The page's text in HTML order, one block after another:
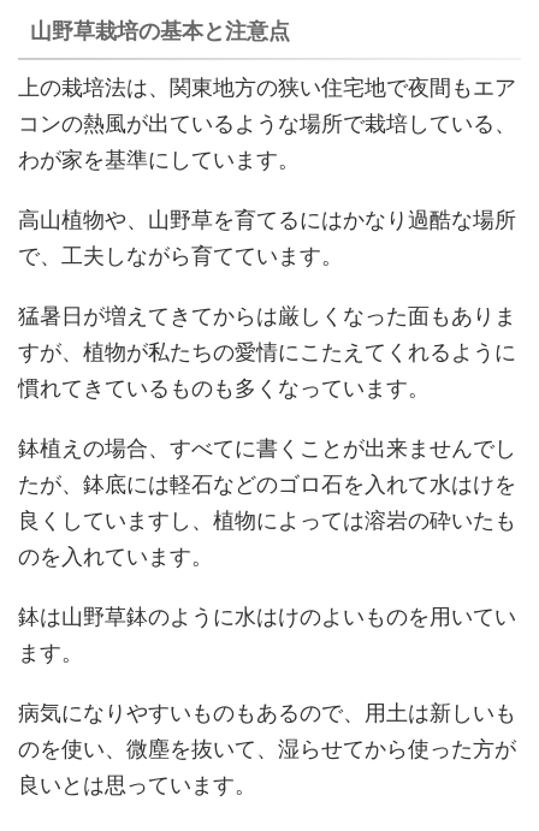
山野草栽培の基本と注意点
上の栽培法は、関東地方の狭い住宅地で夜間もエア
コンの熱風が出ているような場所で栽培している、
わが家を基準にしています。
高山植物や、山野草を育てるにはかなり過酷な場所
で、工夫しながら育てています。
猛暑日が増えてきてからは厳しくなった面もありま
すが、植物が私たちの愛情にこたえてくれるように
慣れてきているものも多くなっています。
鉢植えの場合、すべてに書くことが出来ませんでし
たが、鉢底には軽石などのゴロ石を入れて水はけを
良くしていますし、植物によっては溶岩の砕いたも
のを入れています。
鉢は山野草鉢のように水はけのよいものを用いてい
ます。
病気になりやすいものもあるので、用土は新しいも
のを使い、微塵を抜いて、湿らせてから使った方が
良いとは思っています。